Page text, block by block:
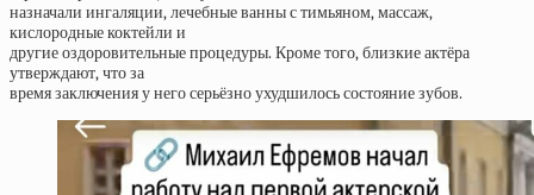
назначали ингаляции, лечебные ванны с тимьяном, массаж,
кислородные коктейли и
другие оздоровительные процедуры. Кроме того, близкие актёра
утверждают, что за
время заключения у него серьёзно ухудшилось состояние зубов.